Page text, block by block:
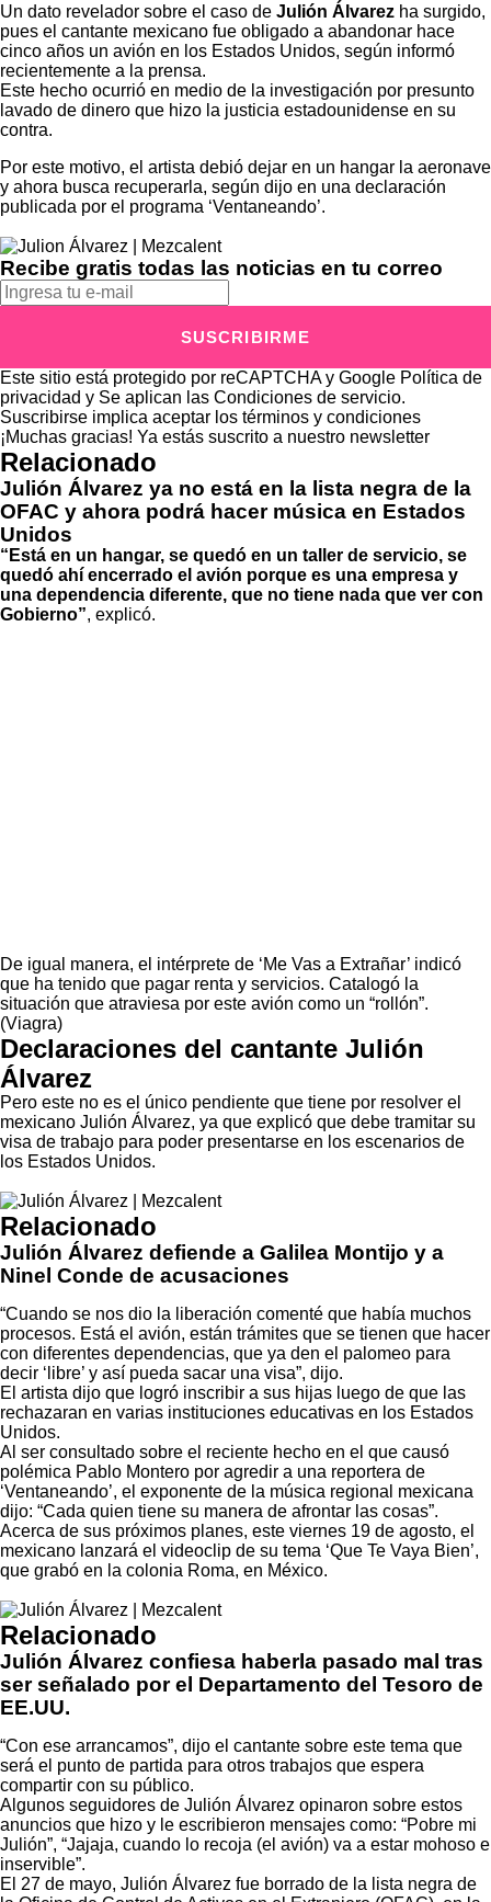
Un dato revelador sobre el caso de Julión Álvarez ha surgido,
pues el cantante mexicano fue obligado a abandonar hace
cinco años un avión en los Estados Unidos, según informó
recientemente a la prensa.
Este hecho ocurrió en medio de la investigación por presunto
lavado de dinero que hizo la justicia estadounidense en su
contra.
Por este motivo, el artista debió dejar en un hangar la aeronave
y ahora busca recuperarla, según dijo en una declaración
publicada por el programa ‘Ventaneando’.
Recibe gratis todas las noticias en tu correo
SUSCRIBIRME
Este sitio está protegido por reCAPTCHA y Google Política de
privacidad y Se aplican las Condiciones de servicio.
Suscribirse implica aceptar los términos y condiciones
¡Muchas gracias! Ya estás suscrito a nuestro newsletter
Relacionado
Julión Álvarez ya no está en la lista negra de la
OFAC y ahora podrá hacer música en Estados
Unidos
“Está en un hangar, se quedó en un taller de servicio, se
quedó ahí encerrado el avión porque es una empresa y
una dependencia diferente, que no tiene nada que ver con
Gobierno”, explicó.
De igual manera, el intérprete de ‘Me Vas a Extrañar’ indicó
que ha tenido que pagar renta y servicios. Catalogó la
situación que atraviesa por este avión como un “rollón”.
(Viagra)
Declaraciones del cantante Julión
Álvarez
Pero este no es el único pendiente que tiene por resolver el
mexicano Julión Álvarez, ya que explicó que debe tramitar su
visa de trabajo para poder presentarse en los escenarios de
los Estados Unidos.
Relacionado
Julión Álvarez defiende a Galilea Montijo y a
Ninel Conde de acusaciones
“Cuando se nos dio la liberación comenté que había muchos
procesos. Está el avión, están trámites que se tienen que hacer
con diferentes dependencias, que ya den el palomeo para
decir ‘libre’ y así pueda sacar una visa”, dijo.
El artista dijo que logró inscribir a sus hijas luego de que las
rechazaran en varias instituciones educativas en los Estados
Unidos.
Al ser consultado sobre el reciente hecho en el que causó
polémica Pablo Montero por agredir a una reportera de
‘Ventaneando’, el exponente de la música regional mexicana
dijo: “Cada quien tiene su manera de afrontar las cosas”.
Acerca de sus próximos planes, este viernes 19 de agosto, el
mexicano lanzará el videoclip de su tema ‘Que Te Vaya Bien’,
que grabó en la colonia Roma, en México.
Relacionado
Julión Álvarez confiesa haberla pasado mal tras
ser señalado por el Departamento del Tesoro de
EE.UU.
“Con ese arrancamos”, dijo el cantante sobre este tema que
será el punto de partida para otros trabajos que espera
compartir con su público.
Algunos seguidores de Julión Álvarez opinaron sobre estos
anuncios que hizo y le escribieron mensajes como: “Pobre mi
Julión”, “Jajaja, cuando lo recoja (el avión) va a estar mohoso e
inservible”.
El 27 de mayo, Julión Álvarez fue borrado de la lista negra de